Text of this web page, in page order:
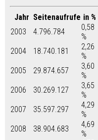
Jahr Seitenaufrufe in %
2003
4.796.784
0,58
%
2004
18.740.181
2,26
%
2005
29.874.657
3,60
%
2006
30.269.127
3,65
%
2007
35.597.297
4,29
%
2008
38.904.683
4,69
%